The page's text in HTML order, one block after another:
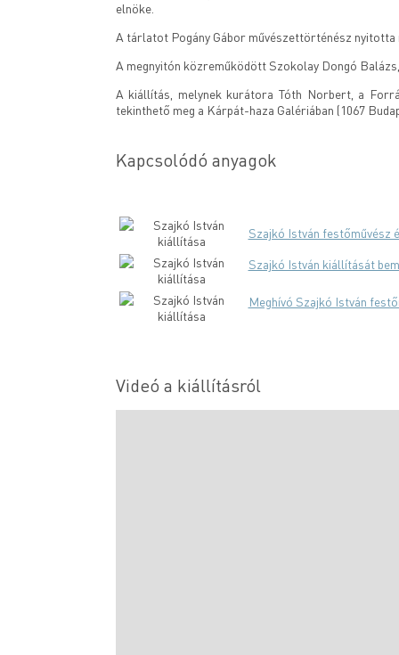
elnöke.
A tárlatot Pogány Gábor művészettörténész nyitotta
A megnyitón közreműködött Szokolay Dongó
A kiállítás, melynek kurátora Tóth Norbert, a
tekinthető meg a Kárpát-haza Galériában (1067
Kapcsolódó anyagok
Szajkó István festőművész
Szajkó István kiállítását
Meghívó Szajkó István
Videó a kiállításról